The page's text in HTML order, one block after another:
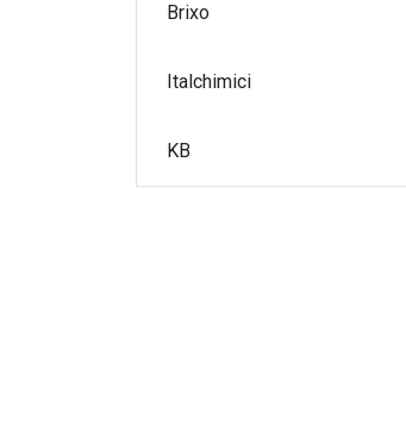
Brixo
Italchimici
KB